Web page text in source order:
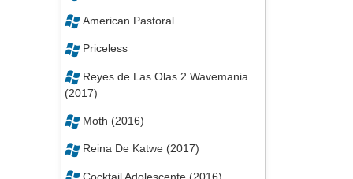
American Pastoral
Priceless
Reyes de Las Olas 2 Wavemania
(2017)
Moth (2016)
Reina De Katwe (2017)
Cocktail Adolescente (2016)